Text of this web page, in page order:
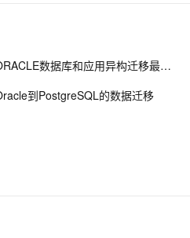
据库（PDB）？
PostgresChina2018_樊文凯_ORACLE数据库和应用异构迁移最佳实践
到PostgreSQL的数据迁移